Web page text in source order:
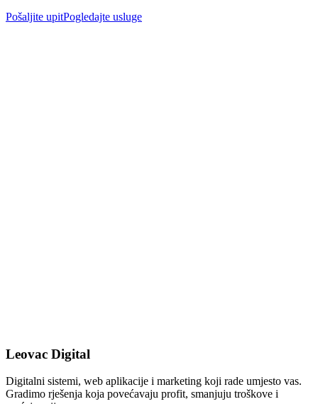
Pošaljite upitPogledajte usluge
Leovac Digital
Digitalni sistemi, web aplikacije i marketing koji rade umjesto vas.
Gradimo rješenja koja povećavaju profit, smanjuju troškove i